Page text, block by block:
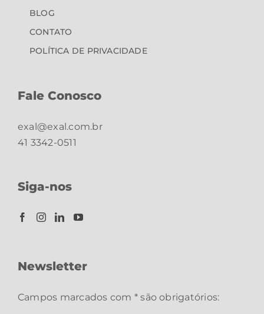
BLOG
CONTATO
POLÍTICA DE PRIVACIDADE
Fale Conosco
exal@exal.com.br
41 3342-0511
Siga-nos
Newsletter
Campos marcados com * são obrigatórios: